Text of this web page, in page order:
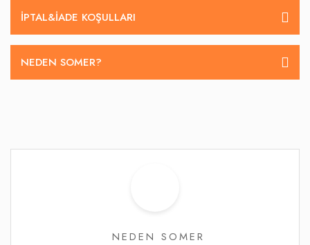
İPTAL&IADE KOŞULLARI
NEDEN SOMER?
NEDEN SOMER